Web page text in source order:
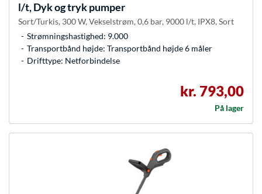
l/t, Dyk og tryk pumper
Sort/Turkis, 300 W, Vekselstrøm, 0,6 bar, 9000 l/t, IPX8, Sort
Strømningshastighed: 9.000
Transportbånd højde: Transportbånd højde 6 måler
Drifttype: Netforbindelse
kr. 793,00
På lager